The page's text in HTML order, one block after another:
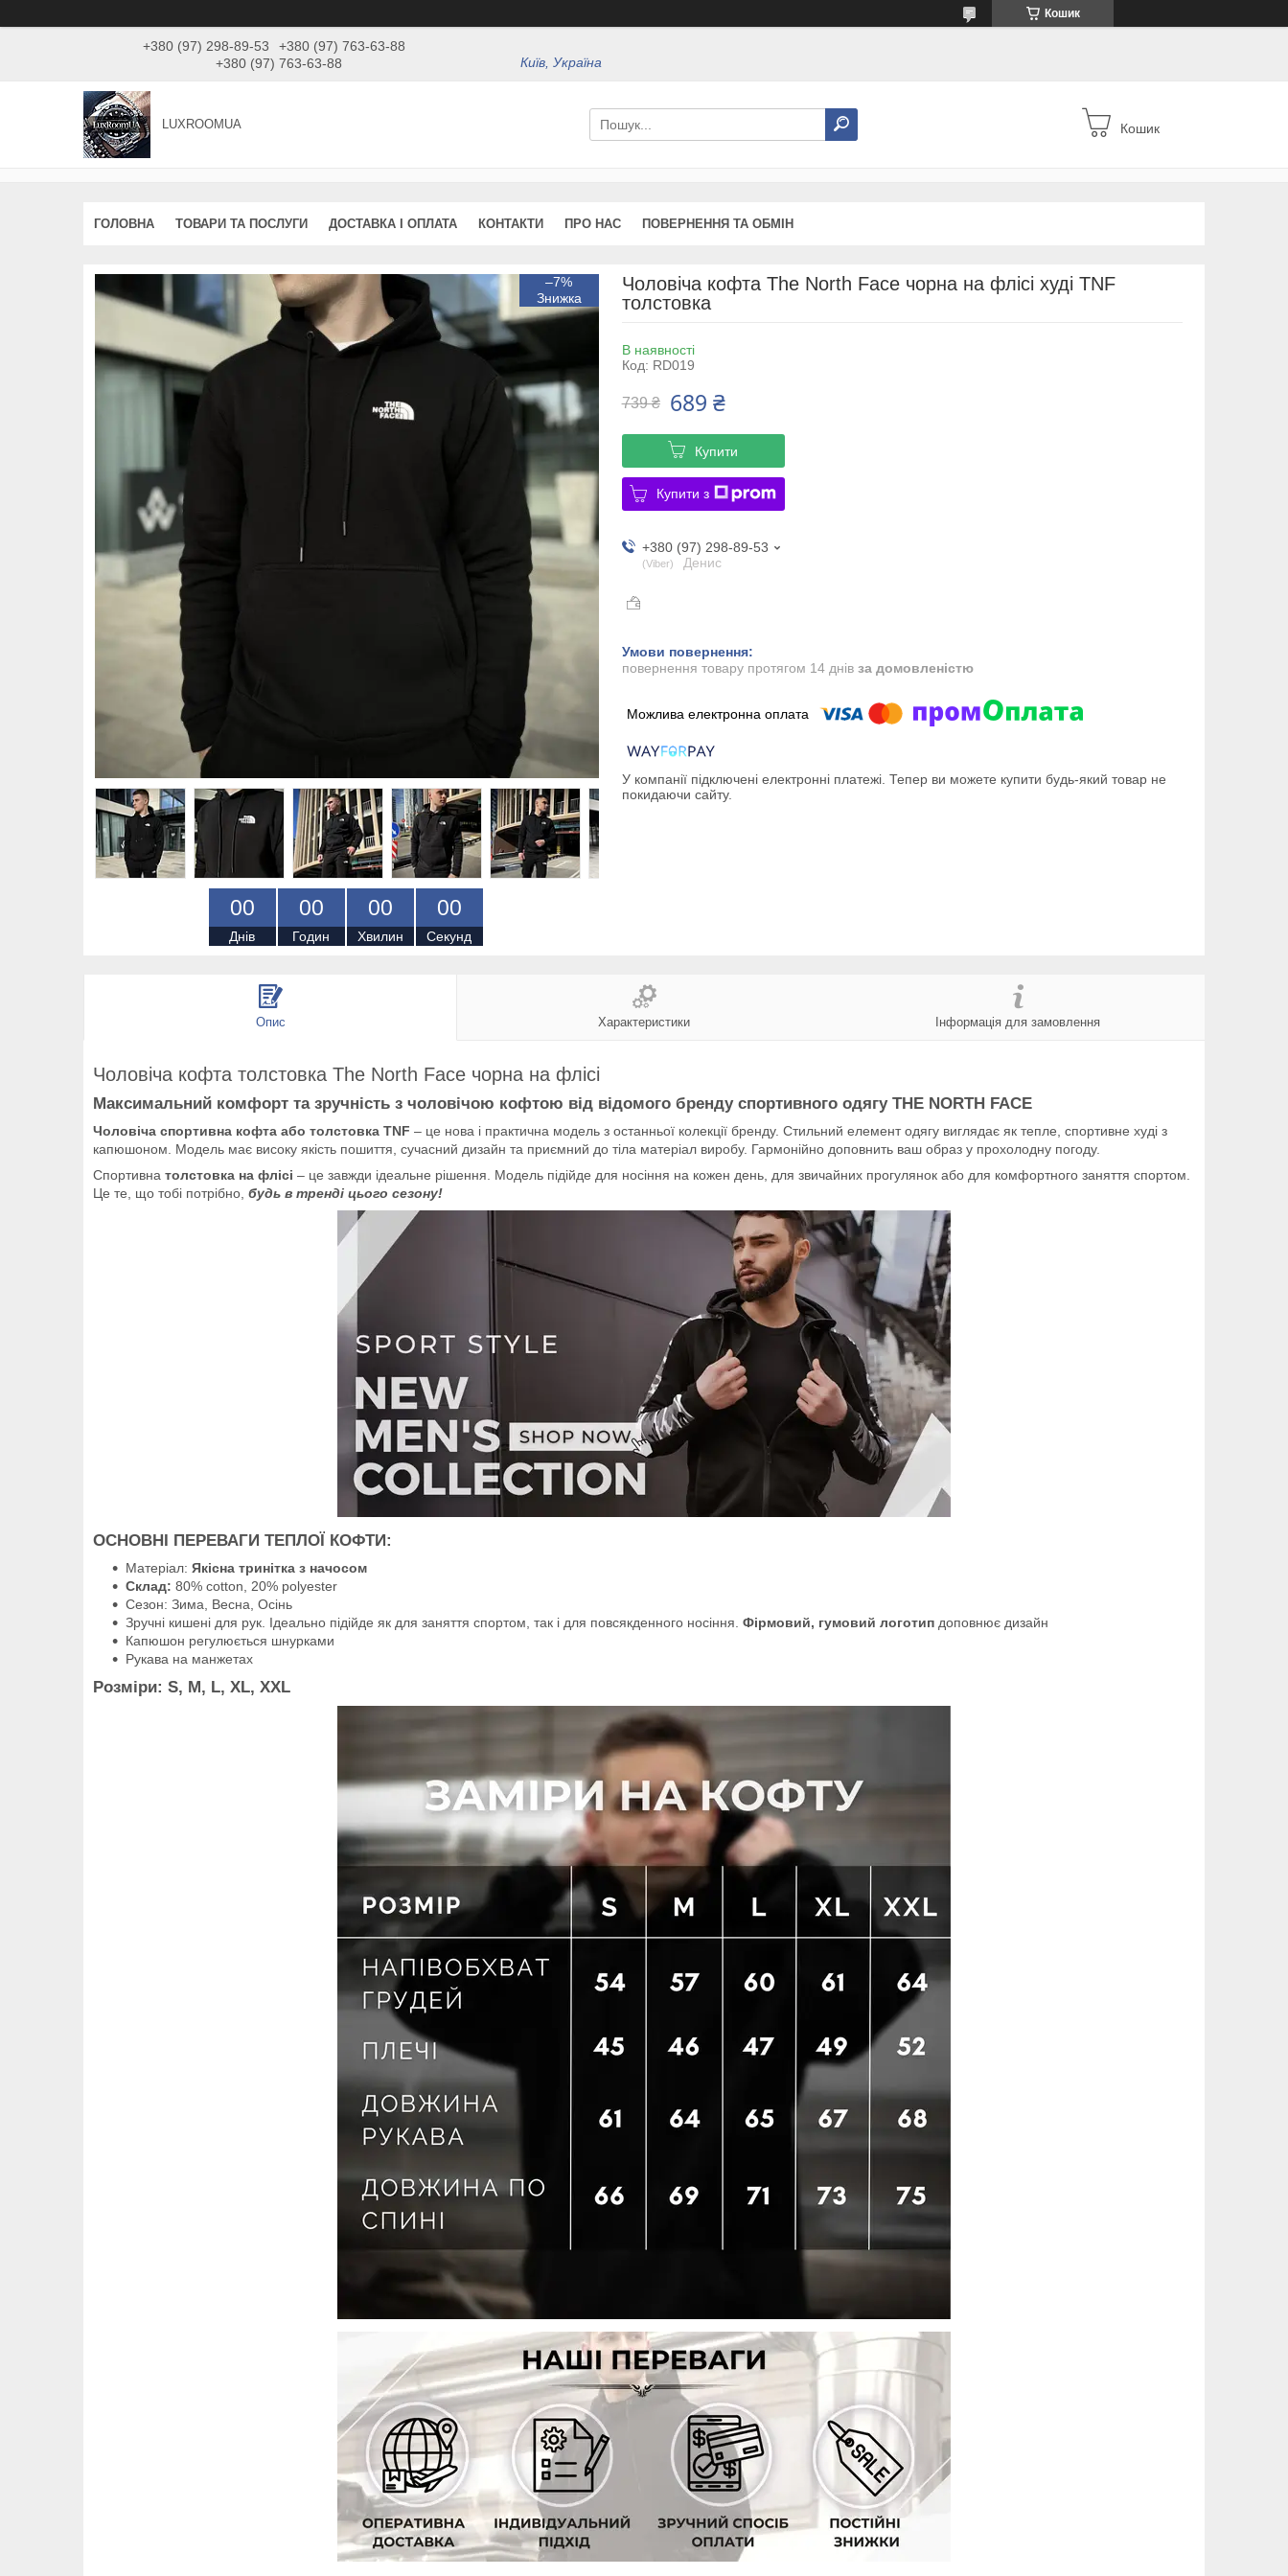
Кошик
+380 (97) 298-89-53
+380 (97) 763-63-88
+380 (97) 763-63-88
Київ, Україна
LUXROOMUА Кошик
ГОЛОВНА ТОВАРИ ТА ПОСЛУГИ ДОСТАВКА І ОПЛАТА КОНТАКТИ ПРО НАС ПОВЕРНЕННЯ ТА ОБМІН
–7%
00
Днів
00
Годин
00
Хвилин
00
Секунд
Чоловіча кофта The North Face чорна на флісі худі TNF
толстовка
В наявності
Код: RD019
739 ₴ 689 ₴
Купити
Купити з
+380 (97) 298-89-53
Viber Денис
повернення товару протягом 14 днів за домовленістю
У компанії підключені електронні платежі. Тепер ви можете купити будь-який товар не
покидаючи сайту.
Опис Характеристики Інформація для замовлення
Чоловіча кофта толстовка The North Face чорна на флісі
Максимальний комфорт та зручність з чоловічою кофтою від відомого бренду спортивного одягу THE NORTH FACE
Чоловіча спортивна кофта або толстовка TNF – це нова і практична модель з останньої колекції бренду. Стильний елемент одягу виглядає як тепле, спортивне худі з
капюшоном. Модель має високу якість пошиття, сучасний дизайн та приємний до тіла матеріал виробу. Гармонійно доповнить ваш образ у прохолодну погоду.
Спортивна толстовка на флісі – це завжди ідеальне рішення. Модель підійде для носіння на кожен день, для звичайних прогулянок або для комфортного заняття спортом.
Це те, що тобі потрібно, будь в тренді цього сезону!
ОСНОВНІ ПЕРЕВАГИ ТЕПЛОЇ КОФТИ:
Матеріал: Якісна тринітка з начосом
Склад: 80% cotton, 20% polyester
Сезон: Зима, Весна, Осінь
Зручні кишені для рук. Ідеально підійде як для заняття спортом, так і для повсякденного носіння. Фірмовий, гумовий логотип доповнює дизайн
Капюшон регулюється шнурками
Рукава на манжетах
Розміри: S, M, L, XL, XXL